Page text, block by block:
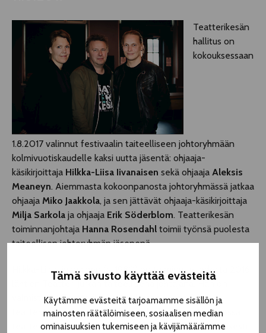
Tämä sivusto käyttää evästeitä
Käytämme evästeitä tarjoamamme sisällön ja
mainosten räätälöimiseen, sosiaalisen median
ominaisuuksien tukemiseen ja kävijämäärämme
Teatterikesän
hallitus on
kokouksessaan
1.8.2017 valinnut festivaalin taiteelliseen johtoryhmään
kolmivuotiskaudelle kaksi uutta jäsentä: ohjaaja-
käsikirjoittaja Hilkka-Liisa Iivanaisen sekä ohjaaja Aleksis
Meaneyn. Aiemmasta kokoonpanosta johtoryhmässä jatkaa
ohjaaja Miko Jaakkola, ja sen jättävät ohjaaja-käsikirjoittaja
Milja Sarkola ja ohjaaja Erik Söderblom. Teatterikesän
toiminnanjohtaja Hanna Rosendahl toimii työnsä puolesta
taiteellisen johtoryhmän jäsenenä.
Hilkka-Liisa Iivanainen (s. 1980) on toiminut vuodesta 2016
lähtien Teatteri Jurkan taiteellisena johtajana. Hän on
valmistunut Teatterikorkeakoulusta vuonna 2010
teatteritaiteen maisteriksi, ja opiskellut myös Chicagossa
teatteritaidetta. Iivanaisen ohjaukset ovat pääsääntöisesti